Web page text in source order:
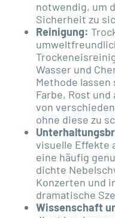
notwendig, um
Sicherheit zu
Reinigung:
Wasser und
Methode
Farbe, Rost
von
ohne diese zu
visuelle Effekte
eine häufig
dichte
Konzerten und
dramatische
Wissenschaft